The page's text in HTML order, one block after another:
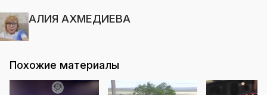
АЛИЯ АХМЕДИЕВА
Похожие материалы